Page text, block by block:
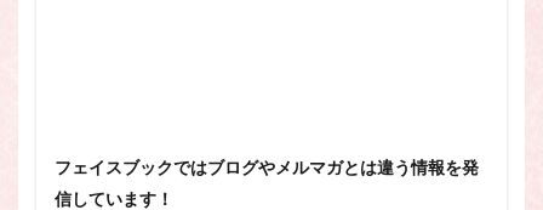
フェイスブックではブログやメルマガとは違う情報を発
信しています！